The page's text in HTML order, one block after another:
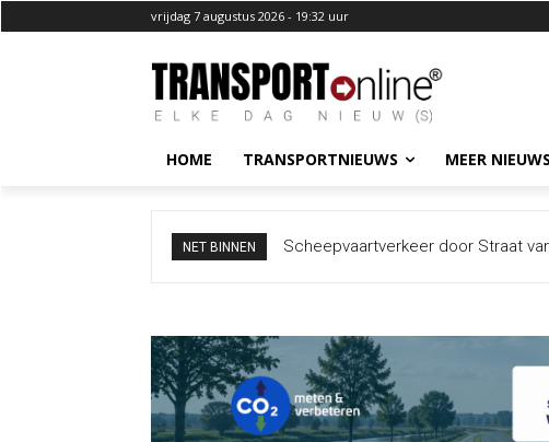
vrijdag 7 augustus 2026 - 19:32 uur
HOME TRANSPORTNIEUWS MEER NIEUWS
NET BINNEN Scheepvaartverkeer door Straat